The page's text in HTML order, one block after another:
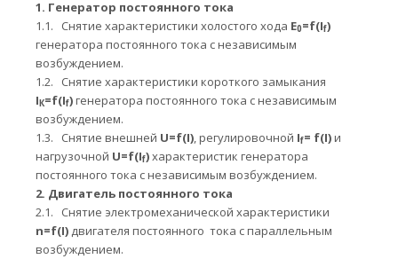
1. Генератор постоянного тока
1.1.
Снятие характеристики холостого хода E0=f(If)
генератора постоянного тока с независимым
возбуждением.
1.2.
Снятие характеристики короткого замыкания
I К=f(If)генератора постоянного тока с независимым
возбуждением.
1.3.
Снятие внешней U=f(I), регулировочной If= f(I)и
нагрузочной U=f(If)характеристик генератора
постоянного тока с независимым возбуждением.
2. Двигатель постоянного тока
2.1.
Снятие электромеханической характеристики
n=f(I) двигателя постоянного тока с параллельным
возбуждением.